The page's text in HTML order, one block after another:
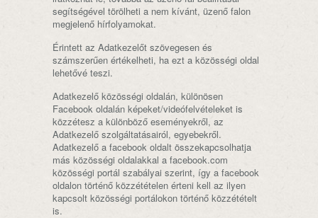
segítségével törölheti a nem kívánt, üzenő falon
megjelenő hírfolyamokat.
Érintett az Adatkezelőt szövegesen és
számszerűen értékelheti, ha ezt a közösségi oldal
lehetővé teszi.
Adatkezelő közösségi oldalán, különösen
Facebook oldalán képeket/videófelvételeket is
közzétesz a különböző eseményekről, az
Adatkezelő szolgáltatásairól, egyebekről.
Adatkezelő a facebook oldalt összekapcsolhatja
más közösségi oldalakkal a facebook.com
közösségi portál szabályai szerint, így a facebook
oldalon történő közzétételen érteni kell az ilyen
kapcsolt közösségi portálokon történő közzétételt
is.